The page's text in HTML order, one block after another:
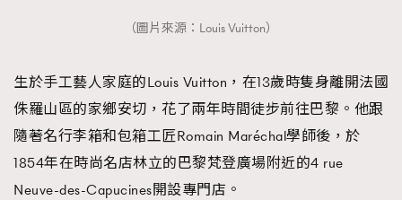
（圖片來源：Louis Vuitton）
生於手工藝人家庭的Louis Vuitton，在13歲時隻身離開法國
侏羅山區的家鄉安切，花了兩年時間徒步前往巴黎。他跟
隨著名行李箱和包箱工匠Romain Maréchal學師後，於
1854年在時尚名店林立的巴黎梵登廣場附近的4 rue
Neuve-des-Capucines開設專門店。